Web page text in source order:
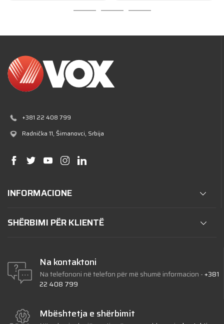
+381 22 408 799
Radnička 11, Šimanovci, Srbija
INFORMACIONE
SHËRBIMI PËR KLIENTË
Na kontaktoni
Na telefononi në telefon për më shumë informacion -+381
22 408 799
Mbështetja e shërbimit